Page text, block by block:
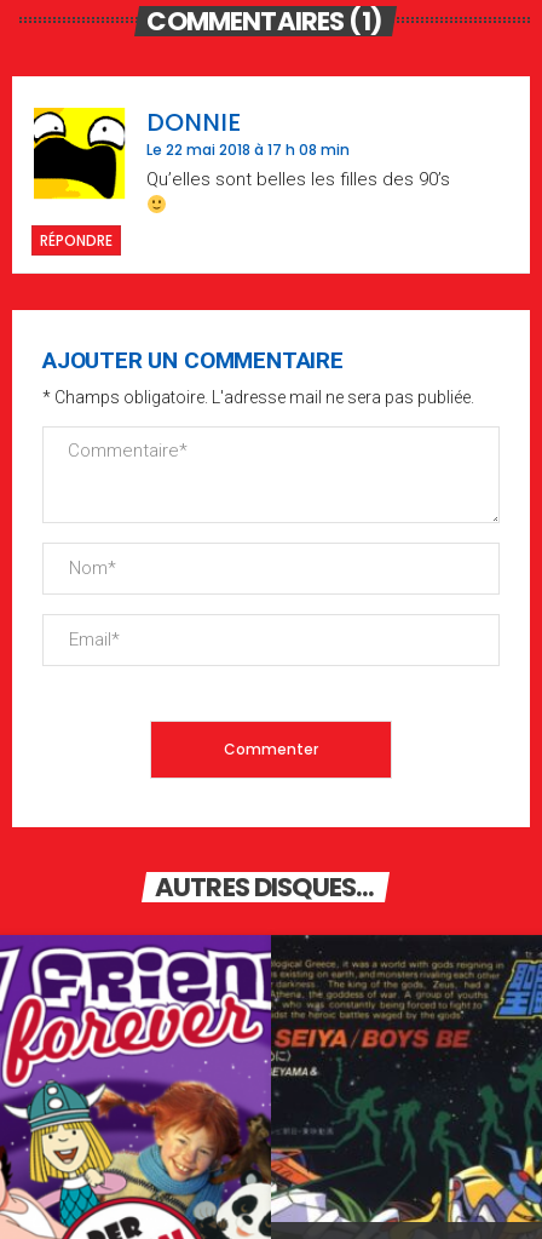
COMMENTAIRES (1)
DONNIE
Le 22 mai 2018 à 17 h 08 min
Qu’elles sont belles les filles des 90’s
RÉPONDRE
AJOUTER UN COMMENTAIRE
* Champs obligatoire. L'adresse mail ne sera pas publiée.
AUTRES DISQUES...